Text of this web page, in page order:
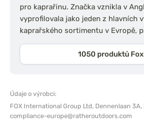
pro kaprařinu. Značka vznikla v
vyprofilovala jako jeden z hlavních
kaprařského sortimentu v Evropě,
1050 produktů Fox
Údaje o výrobci:
FOX International Group Ltd, Dennenlaan 3A,
compliance-europe@ratheroutdoors.com